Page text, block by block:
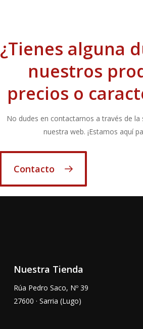
¿Tienes alguna
nuestros
precios o
No dudes en contactarnos a través de la
nuestra web. ¡Estamos aquí
Contacto
Nuestra Tienda
Rúa Pedro Saco, Nº 39
27600 · Sarria (Lugo)